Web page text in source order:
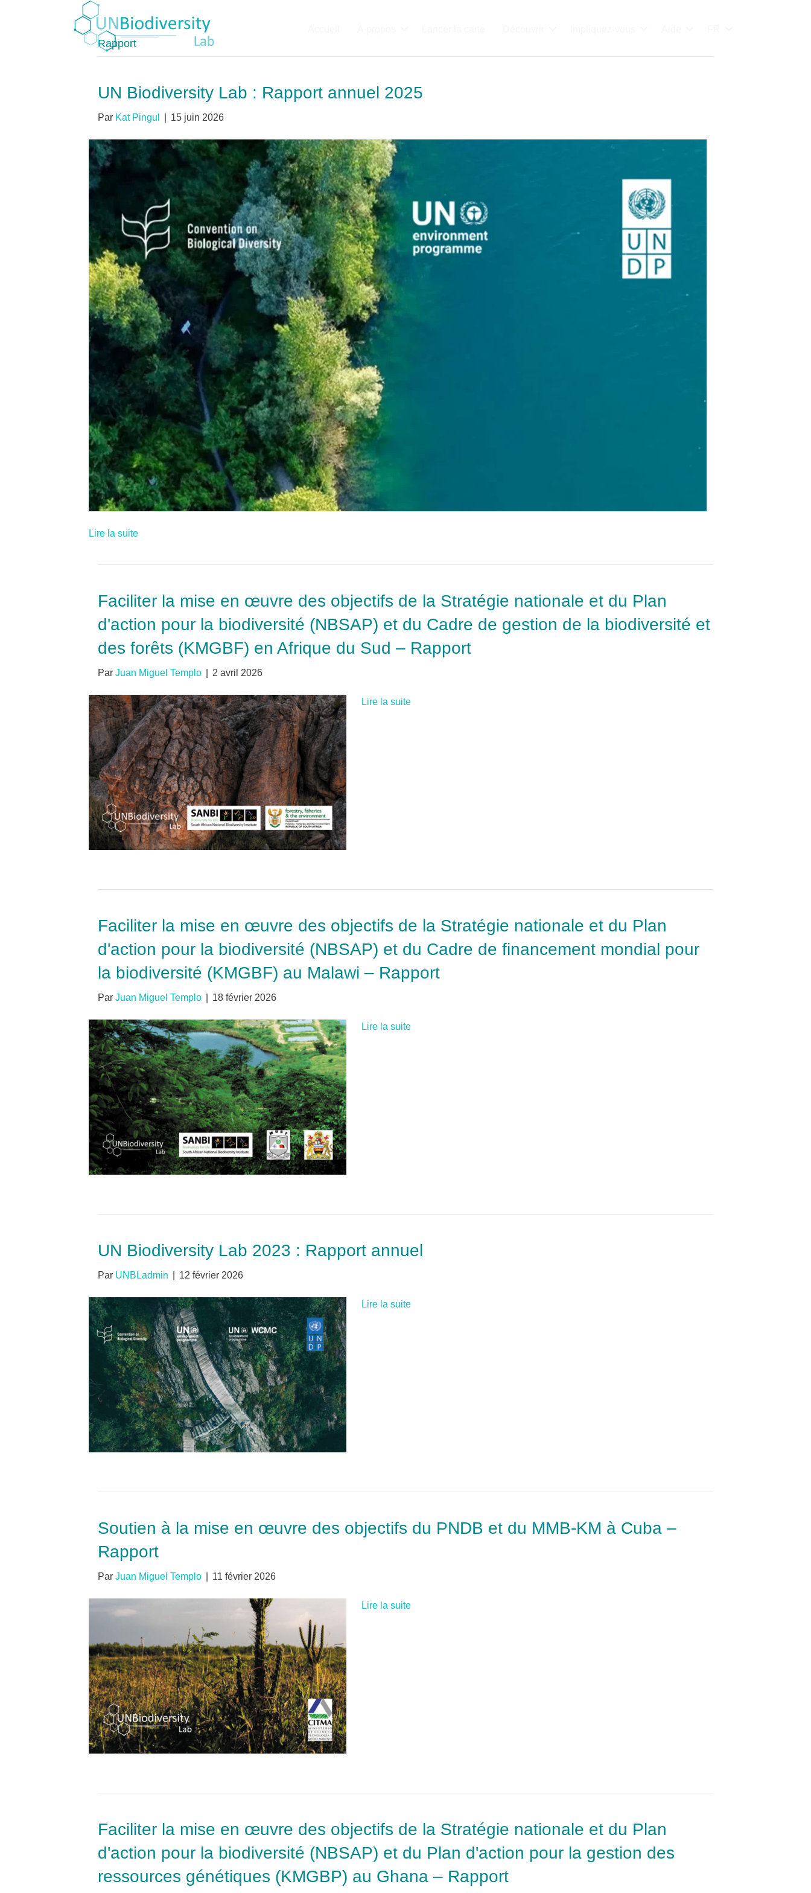
Rapport
UN Biodiversity Lab : Rapport annuel 2025
Par Kat Pingul 15 juin 2026
Lire la suite
Faciliter la mise en œuvre des objectifs de la Stratégie nationale et du Plan
d'action pour la biodiversité (NBSAP) et du Cadre de gestion de la biodiversité et
des forêts (KMGBF) en Afrique du Sud – Rapport
Par Juan Miguel Templo 2 avril 2026
Lire la suite
Faciliter la mise en œuvre des objectifs de la Stratégie nationale et du Plan
d'action pour la biodiversité (NBSAP) et du Cadre de financement mondial pour
la biodiversité (KMGBF) au Malawi – Rapport
Par Juan Miguel Templo 18 février 2026
Lire la suite
UN Biodiversity Lab 2023 : Rapport annuel
Par UNBLadmin 12 février 2026
Lire la suite
Soutien à la mise en œuvre des objectifs du PNDB et du MMB-KM à Cuba –
Rapport
Par Juan Miguel Templo 11 février 2026
Lire la suite
Faciliter la mise en œuvre des objectifs de la Stratégie nationale et du Plan
d'action pour la biodiversité (NBSAP) et du Plan d'action pour la gestion des
ressources génétiques (KMGBP) au Ghana – Rapport